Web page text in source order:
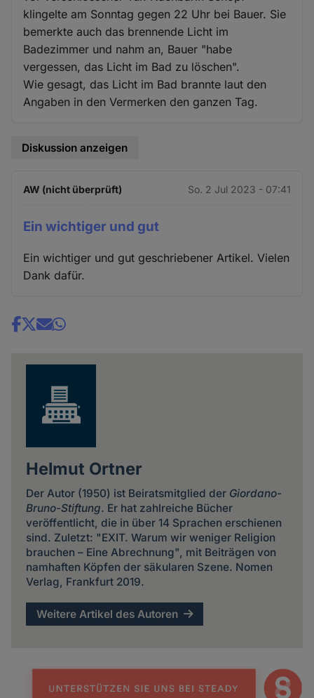
klingelte am Sonntag gegen 22 Uhr bei Bauer. Sie
bemerkte auch das brennende Licht im
Badezimmer und nahm an, Bauer "habe
vergessen, das Licht im Bad zu löschen".
Wie gesagt, das Licht im Bad brannte laut den
Angaben in den Vermerken den ganzen Tag.
Diskussion anzeigen
AW (nicht überprüft) So. 2 Jul 2023 - 07:41
Ein wichtiger und gut
Ein wichtiger und gut geschriebener Artikel. Vielen
Dank dafür.
Share
Helmut Ortner
Der Autor (1950) ist Beiratsmitglied der Giordano-
Bruno-Stiftung. Er hat zahlreiche Bücher
veröffentlicht, die in über 14 Sprachen erschienen
sind. Zuletzt: "EXIT. Warum wir weniger Religion
brauchen – Eine Abrechnung", mit Beiträgen von
namhaften Köpfen der säkularen Szene. Nomen
Verlag, Frankfurt 2019.
Weitere Artikel des Autoren